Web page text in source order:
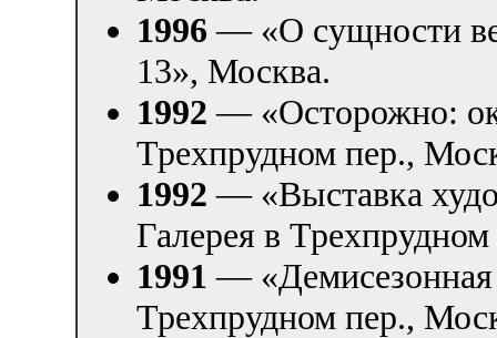
1996 — «О сущности
13», Москва.
1992 — «Осторожно:
Трехпрудном пер.,
1992 — «Выставка
Галерея в
1991 — «Демисезонная
Трехпрудном пер.,